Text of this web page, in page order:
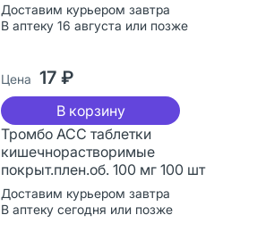
Доставим курьером завтра
В аптеку 16 августа или позже
Цена 17 ₽
В корзину
Тромбо АСС таблетки
кишечнорастворимые
покрыт.плен.об. 100 мг 100 шт
Доставим курьером завтра
В аптеку сегодня или позже